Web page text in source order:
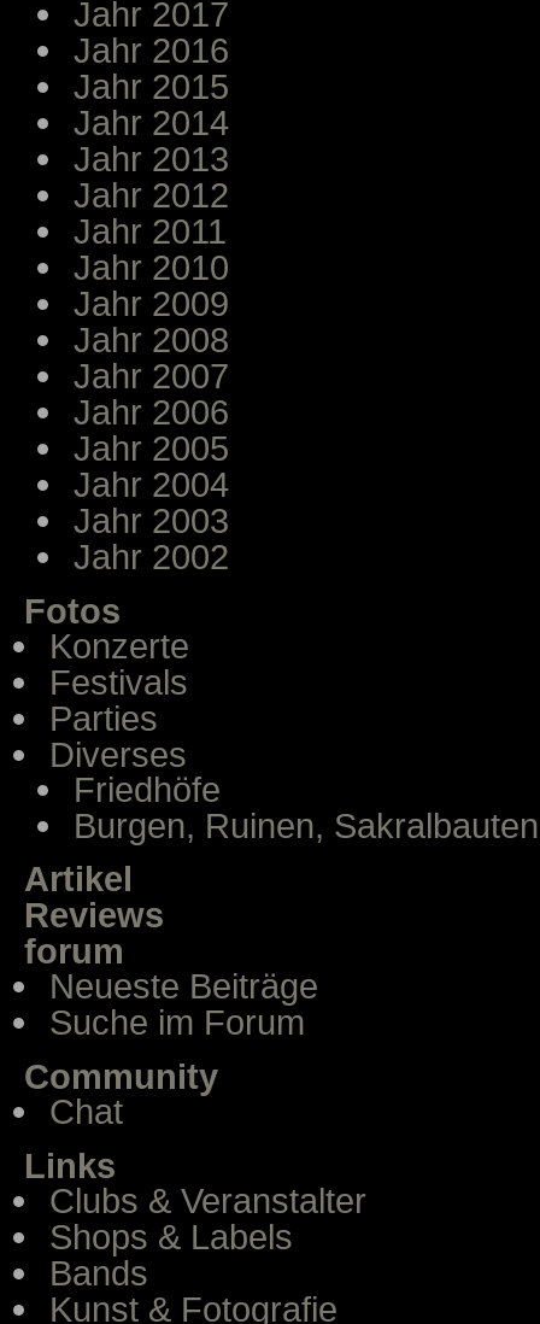
Jahr 2017
Jahr 2016
Jahr 2015
Jahr 2014
Jahr 2013
Jahr 2012
Jahr 2011
Jahr 2010
Jahr 2009
Jahr 2008
Jahr 2007
Jahr 2006
Jahr 2005
Jahr 2004
Jahr 2003
Jahr 2002
Fotos
Konzerte
Festivals
Parties
Diverses
Friedhöfe
Burgen, Ruinen, Sakralbauten
Artikel
Reviews
forum
Neueste Beiträge
Suche im Forum
Community
Chat
Links
Clubs & Veranstalter
Shops & Labels
Bands
Kunst & Fotografie